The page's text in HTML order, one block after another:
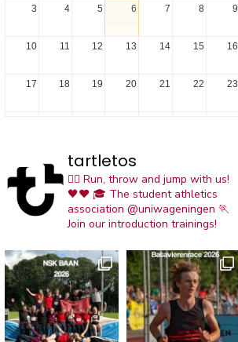
3 4 5 6 7 8 9
10 11 12 13 14 15 16
17 18 19 20 21 22 23
1 2 3
tartletos
🏃‍♀️ Run, throw and jump with us!
🖤❤️ 🎓 The student athletics
association @uniwageningen 🏃
Join our introduction trainings!